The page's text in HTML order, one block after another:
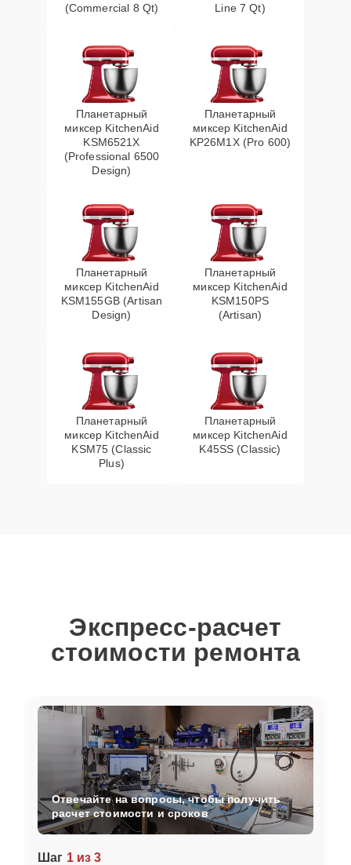
(Commercial 8 Qt) Line 7 Qt)
Планетарный
миксер KitchenAid
KSM6521X
(Professional 6500
Design)
Планетарный
миксер KitchenAid
KP26M1X (Pro 600)
Планетарный
миксер KitchenAid
KSM155GB (Artisan
Design)
Планетарный
миксер KitchenAid
KSM150PS
(Artisan)
Планетарный
миксер KitchenAid
KSM75 (Classic
Plus)
Планетарный
миксер KitchenAid
K45SS (Classic)
Экспресс-расчет
стоимости ремонта
Шаг 1 из 3
Отвечайте на вопросы, чтобы получить
расчет стоимости и сроков